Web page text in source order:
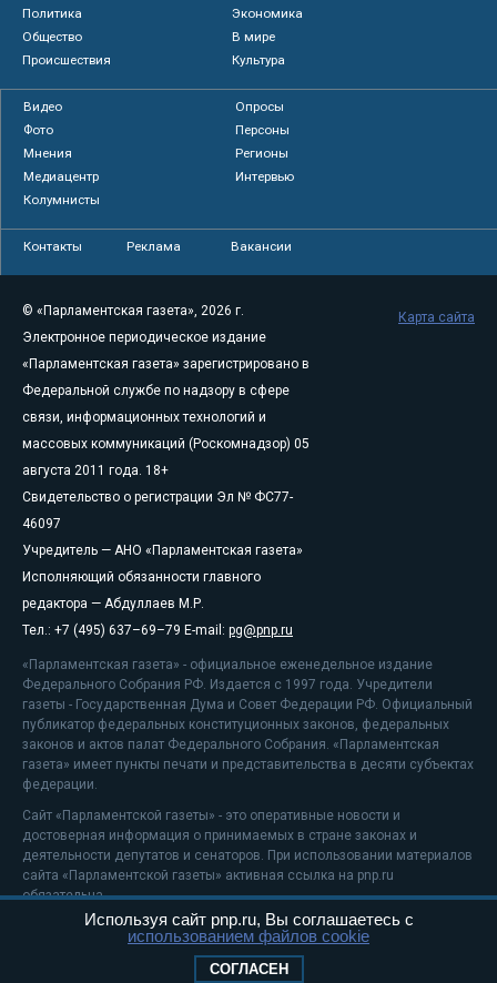
Политика
Экономика
Общество
В мире
Происшествия
Культура
Видео
Опросы
Фото
Персоны
Мнения
Регионы
Медиацентр
Интервью
Колумнисты
Контакты Реклама Вакансии
© «Парламентская газета», 2026 г.
Электронное периодическое издание
«Парламентская газета» зарегистрировано в
Федеральной службе по надзору в сфере
связи, информационных технологий и
массовых коммуникаций (Роскомнадзор) 05
августа 2011 года. 18+
Свидетельство о регистрации Эл № ФС77-
46097
Учредитель — АНО «Парламентская газета»
Исполняющий обязанности главного
редактора — Абдуллаев М.Р.
Тел.: +7 (495) 637–69–79 E-mail: pg@pnp.ru
«Парламентская газета» - официальное еженедельное издание
Федерального Собрания РФ. Издается с 1997 года. Учредители
газеты - Государственная Дума и Совет Федерации РФ. Официальный
публикатор федеральных конституционных законов, федеральных
законов и актов палат Федерального Собрания. «Парламентская
газета» имеет пункты печати и представительства в десяти субъектах
федерации.
Сайт «Парламентской газеты» - это оперативные новости и
достоверная информация о принимаемых в стране законах и
деятельности депутатов и сенаторов. При использовании материалов
сайта «Парламентской газеты» активная ссылка на pnp.ru
обязательна.
На информационном ресурсе применяютсярекомендательные
Положение о защите персональных данных
Карта сайта
Используя сайт pnp.ru, Вы соглашаетесь с
использованием файлов cookie
СОГЛАСЕН